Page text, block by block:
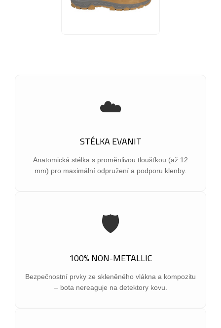
☁️
STÉLKA EVANIT
Anatomická stélka s proměnlivou tloušťkou (až 12
mm) pro maximální odpružení a podporu klenby.
🛡️
100% NON-METALLIC
Bezpečnostní prvky ze skleněného vlákna a kompozitu
– bota nereaguje na detektory kovu.